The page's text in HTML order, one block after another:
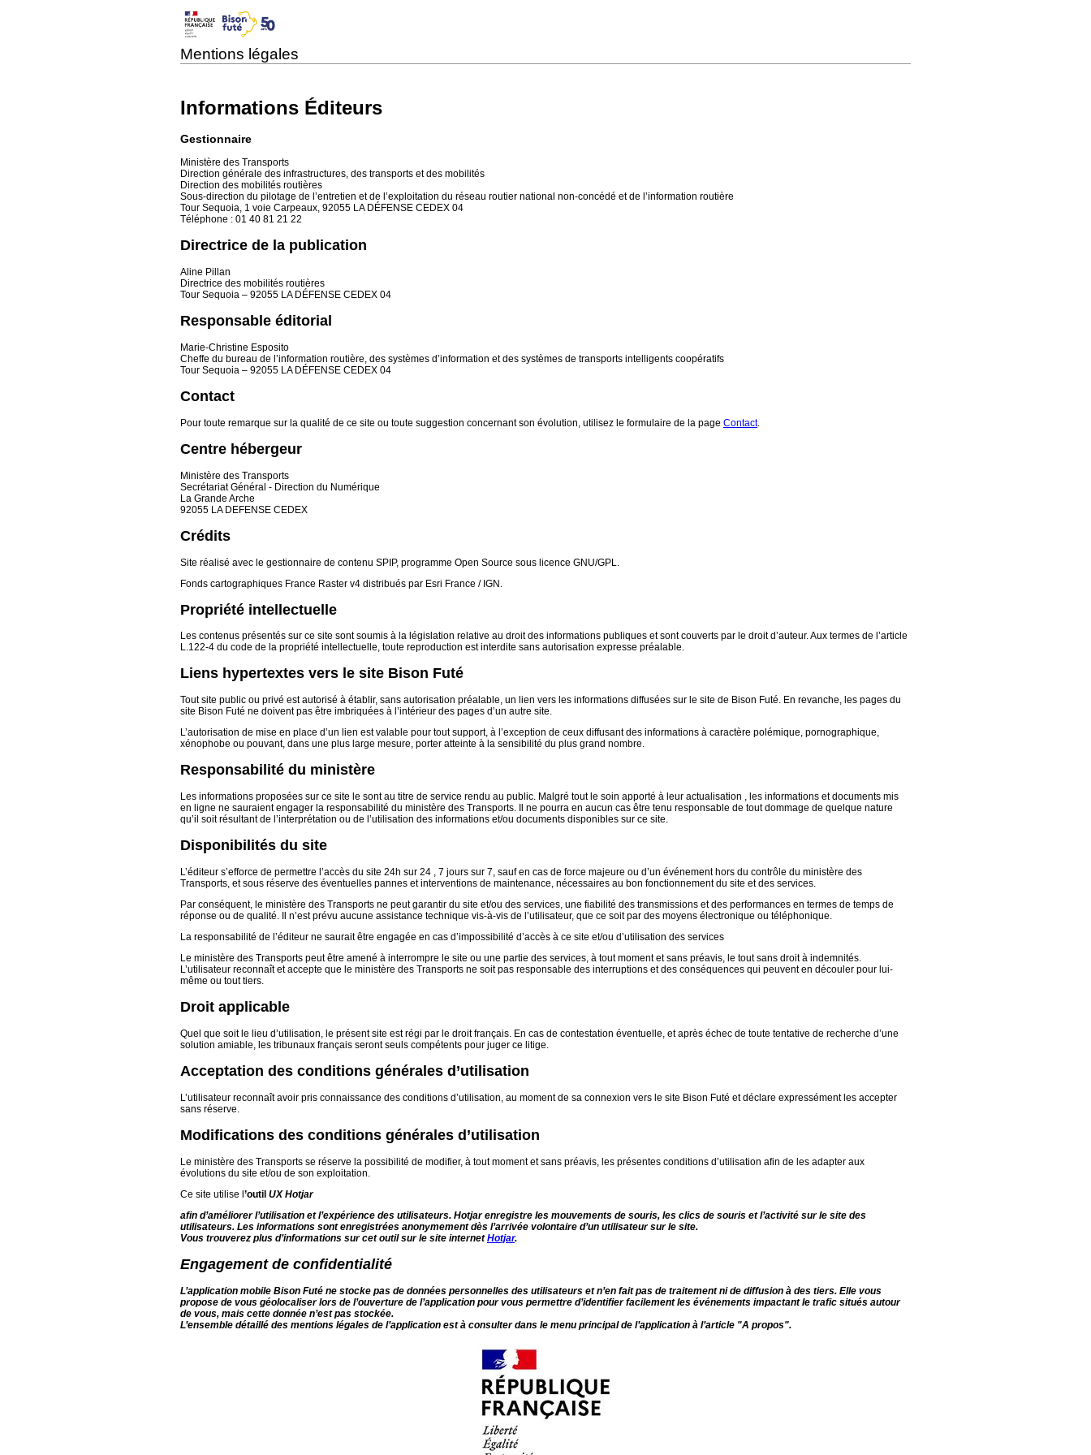
Mentions légales
Informations Éditeurs
Gestionnaire
Ministère des Transports
Direction générale des infrastructures, des transports et des mobilités
Direction des mobilités routières
Sous-direction du pilotage de l’entretien et de l’exploitation du réseau routier national non-concédé et de l’information routière
Tour Sequoia, 1 voie Carpeaux, 92055 LA DÉFENSE CEDEX 04
Téléphone : 01 40 81 21 22
Directrice de la publication
Aline Pillan
Directrice des mobilités routières
Tour Sequoia – 92055 LA DÉFENSE CEDEX 04
Responsable éditorial
Marie-Christine Esposito
Cheffe du bureau de l’information routière, des systèmes d’information et des systèmes de transports intelligents coopératifs
Tour Sequoia – 92055 LA DÉFENSE CEDEX 04
Contact
Pour toute remarque sur la qualité de ce site ou toute suggestion concernant son évolution, utilisez le formulaire de la page Contact.
Centre hébergeur
Ministère des Transports
Secrétariat Général - Direction du Numérique
La Grande Arche
92055 LA DEFENSE CEDEX
Crédits
Site réalisé avec le gestionnaire de contenu SPIP, programme Open Source sous licence GNU/GPL.
Fonds cartographiques France Raster v4 distribués par Esri France / IGN.
Propriété intellectuelle
Les contenus présentés sur ce site sont soumis à la législation relative au droit des informations publiques et sont couverts par le droit d’auteur. Aux termes de l’article
L.122-4 du code de la propriété intellectuelle, toute reproduction est interdite sans autorisation expresse préalable.
Liens hypertextes vers le site Bison Futé
Tout site public ou privé est autorisé à établir, sans autorisation préalable, un lien vers les informations diffusées sur le site de Bison Futé. En revanche, les pages du
site Bison Futé ne doivent pas être imbriquées à l’intérieur des pages d’un autre site.
L’autorisation de mise en place d’un lien est valable pour tout support, à l’exception de ceux diffusant des informations à caractère polémique, pornographique,
xénophobe ou pouvant, dans une plus large mesure, porter atteinte à la sensibilité du plus grand nombre.
Responsabilité du ministère
Les informations proposées sur ce site le sont au titre de service rendu au public. Malgré tout le soin apporté à leur actualisation , les informations et documents mis
en ligne ne sauraient engager la responsabilité du ministère des Transports. Il ne pourra en aucun cas être tenu responsable de tout dommage de quelque nature
qu’il soit résultant de l’interprétation ou de l’utilisation des informations et/ou documents disponibles sur ce site.
Disponibilités du site
L’éditeur s’efforce de permettre l’accès du site 24h sur 24 , 7 jours sur 7, sauf en cas de force majeure ou d’un événement hors du contrôle du ministère des
Transports, et sous réserve des éventuelles pannes et interventions de maintenance, nécessaires au bon fonctionnement du site et des services.
Par conséquent, le ministère des Transports ne peut garantir du site et/ou des services, une fiabilité des transmissions et des performances en termes de temps de
réponse ou de qualité. Il n’est prévu aucune assistance technique vis-à-vis de l’utilisateur, que ce soit par des moyens électronique ou téléphonique.
La responsabilité de l’éditeur ne saurait être engagée en cas d’impossibilité d’accès à ce site et/ou d’utilisation des services
Le ministère des Transports peut être amené à interrompre le site ou une partie des services, à tout moment et sans préavis, le tout sans droit à indemnités.
L’utilisateur reconnaît et accepte que le ministère des Transports ne soit pas responsable des interruptions et des conséquences qui peuvent en découler pour lui-
même ou tout tiers.
Droit applicable
Quel que soit le lieu d’utilisation, le présent site est régi par le droit français. En cas de contestation éventuelle, et après échec de toute tentative de recherche d’une
solution amiable, les tribunaux français seront seuls compétents pour juger ce litige.
Acceptation des conditions générales d’utilisation
L’utilisateur reconnaît avoir pris connaissance des conditions d’utilisation, au moment de sa connexion vers le site Bison Futé et déclare expressément les accepter
sans réserve.
Modifications des conditions générales d’utilisation
Le ministère des Transports se réserve la possibilité de modifier, à tout moment et sans préavis, les présentes conditions d’utilisation afin de les adapter aux
évolutions du site et/ou de son exploitation.
Ce site utilise l’outil UX Hotjar
afin d’améliorer l’utilisation et l’expérience des utilisateurs. Hotjarenregistre les mouvements de souris, les clics de souris et l’activité sur le site des
utilisateurs. Les informations sont enregistrées anonymement dès l’arrivée volontaire d’un utilisateur sur le site.
Vous trouverez plus d’informations sur cet outil sur le site internetHotjar.
Engagement de confidentialité
L’application mobile Bison Futé ne stocke pas de données personnelles des utilisateurs et n’en fait pas de traitement ni de diffusion à des tiers. Elle vous
propose de vous géolocaliser lors de l’ouverture de l’application pour vous permettre d’identifier facilement les événements impactant le trafic situés autour
de vous, mais cette donnée n’est pas stockée.
L’ensemble détaillé des mentions légales de l’application est à consulter dans le menu principal de l’application à l’article "A propos".